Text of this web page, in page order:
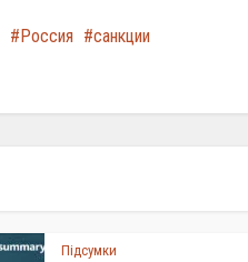
Россия
санкции
Підсумки